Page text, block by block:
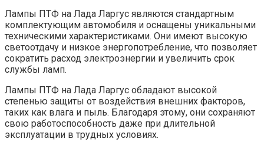
Лампы ПТФ на Лада Ларгус являются стандартным
комплектующим автомобиля и оснащены уникальными
техническими характеристиками. Они имеют высокую
светоотдачу и низкое энергопотребление, что позволяет
сократить расход электроэнергии и увеличить срок
службы ламп.
Лампы ПТФ на Лада Ларгус обладают высокой
степенью защиты от воздействия внешних факторов,
таких как влага и пыль. Благодаря этому, они сохраняют
свою работоспособность даже при длительной
эксплуатации в трудных условиях.